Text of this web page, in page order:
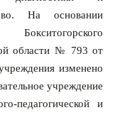
На основании
области № 793 от
изменено
учреждение
педагогической и